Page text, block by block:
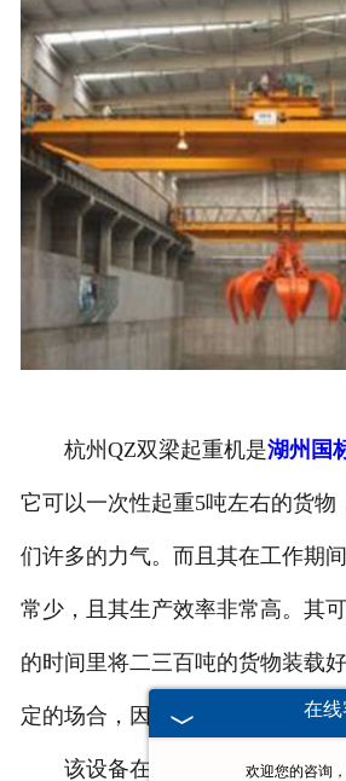
杭州QZ双梁起重机是湖州国
它可以一次性起重5吨左右的货物
们许多的力气。而且其在工作期
常少，且其生产效率非常高。其
的时间里将二三百吨的货物装载
定的场合，因而是一台效率很高
该设备在工作期间对工作人员
在线
欢迎您的咨询